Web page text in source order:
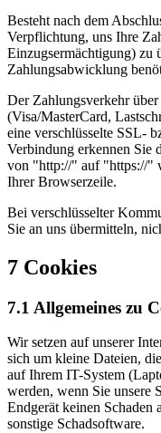
Besteht nach dem
Verpflichtung, uns Ihre
Einzugsermächtigung) zu
Zahlungsabwicklung
Der Zahlungsverkehr
(Visa/MasterCard,
eine verschlüsselte SSL-
Verbindung erkennen Sie
von "http://" auf "https://"
Ihrer Browserzeile.
Bei verschlüsselter
Sie an uns übermitteln,
7 Cookies
7.1 Allgemeines zu
Wir setzen auf unserer
sich um kleine Dateien,
auf Ihrem IT-System
werden, wenn Sie unsere
Endgerät keinen Schaden
sonstige Schadsoftware.